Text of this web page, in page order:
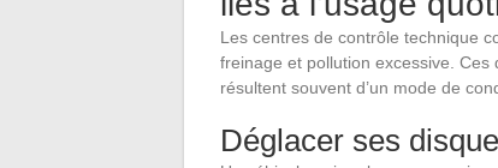
Les centres de contrôle technique
freinage et pollution excessive. Ces
résultent souvent d’un mode de
Déglacer ses